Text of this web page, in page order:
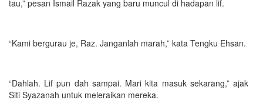
tau,” pesan Ismail Razak yang baru muncul di hadapan lif.
“Kami bergurau je, Raz. Janganlah marah,” kata Tengku Ehsan.
“Dahlah. Lif pun dah sampai. Mari kita masuk sekarang,” ajak
Siti Syazanah untuk meleraikan mereka.